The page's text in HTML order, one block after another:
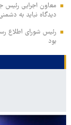
معاون اجرایی رئیس
دیدگاه نباید به
رئیس شورای اطلاع
بود